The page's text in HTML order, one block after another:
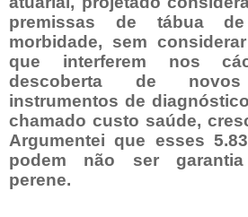
premissas de tábua
morbidade, sem
que interferem nos
descoberta de
instrumentos de
chamado custo saúde,
Argumentei que esses
podem não ser
perene.